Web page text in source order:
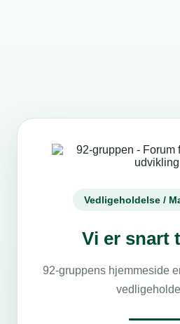
Vedligeholdelse /
Vi er snart
92-gruppens hjemmeside